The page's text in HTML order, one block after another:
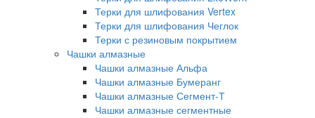
Терки для шлифования Vertex
Терки для шлифования Чеглок
Терки с резиновым покрытием
Чашки алмазные
Чашки алмазные Альфа
Чашки алмазные Бумеранг
Чашки алмазные Сегмент-Т
Чашки алмазные сегментные